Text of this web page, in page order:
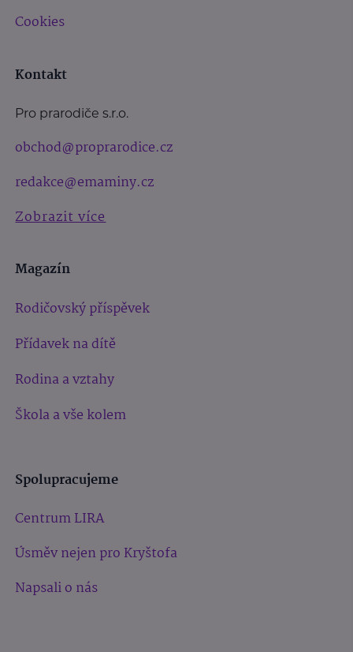
Cookies
Kontakt
Pro prarodiče s.r.o.
obchod@proprarodice.cz
redakce@emaminy.cz
Zobrazit více
Magazín
Rodičovský příspěvek
Přídavek na dítě
Rodina a vztahy
Škola a vše kolem
Spolupracujeme
Centrum LIRA
Úsměv nejen pro Kryštofa
Napsali o nás